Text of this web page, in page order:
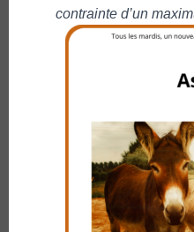
contrainte d’un